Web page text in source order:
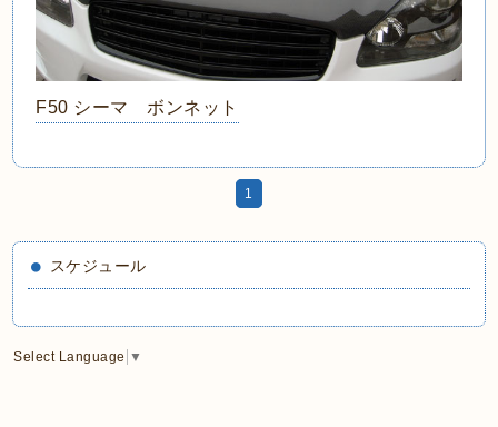
F50 シーマ ボンネット
1
スケジュール
Select Language ▼